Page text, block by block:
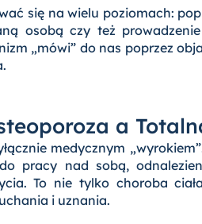
się na wielu poziomach:
osobą czy też
„mówi” do nas poprzez
a
medycznym
pracy nad sobą,
To nie tylko choroba
i uznania.